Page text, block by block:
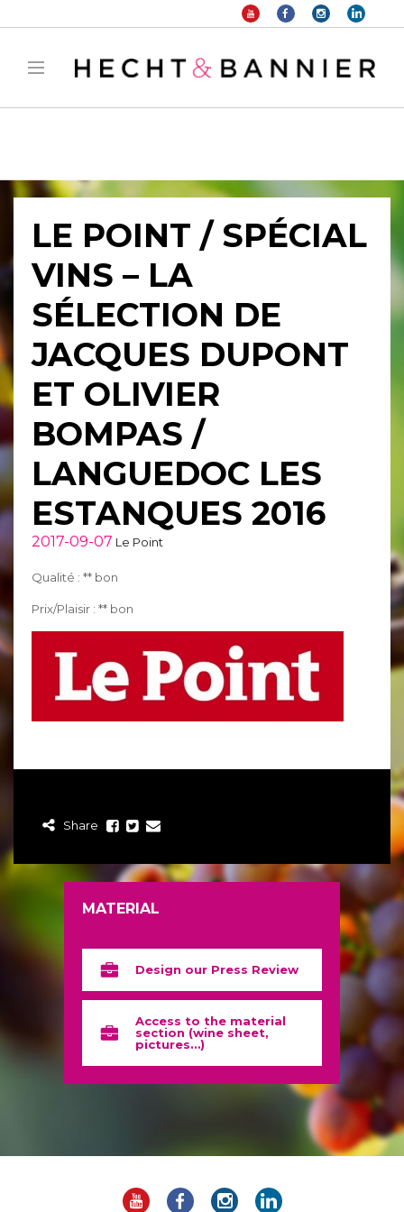
: filter_var() expects parameter 2 to be long, string given in
manager/public/frontend.phpon line 1149
LE POINT / SPÉCIAL
VINS – LA
SÉLECTION DE
JACQUES DUPONT
ET OLIVIER
BOMPAS /
LANGUEDOC LES
ESTANQUES 2016
2017-09-07 Le Point
Qualité : ** bon
Prix/Plaisir : ** bon
Share
MATERIAL
Design our Press Review
Access to the material
section (wine sheet,
pictures…)